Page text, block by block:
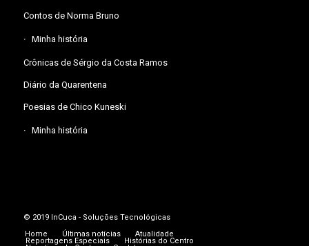
Contos de Norma Bruno
Minha história
Crônicas de Sérgio da Costa Ramos
Diário da Quarentena
Poesias de Chico Kuneski
Minha história
© 2019 InCuca - Soluções Tecnológicas
Home
Últimas notícias Atualidade
Reportagens Especiais Histórias do Centro